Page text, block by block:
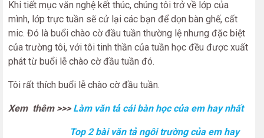
Khi tiết mục văn nghệ kết thúc, chúng tôi trở về lớp của
mình, lớp trực tuần sẽ cử lại các bạn để dọn bàn ghế, cất
mic. Đó là buổi chào cờ đầu tuần thường lệ nhưng đặc biệt
của trường tôi, với tôi tinh thần của tuần học đều được xuất
phát từ buổi lễ chào cờ đầu tuần đó.
Tôi rất thích buổi lễ chào cờ đầu tuần.
Xem thêm >>> Làm văn tả cái bàn học của em hay nhất
Top 2 bài văn tả ngôi trường của em hay